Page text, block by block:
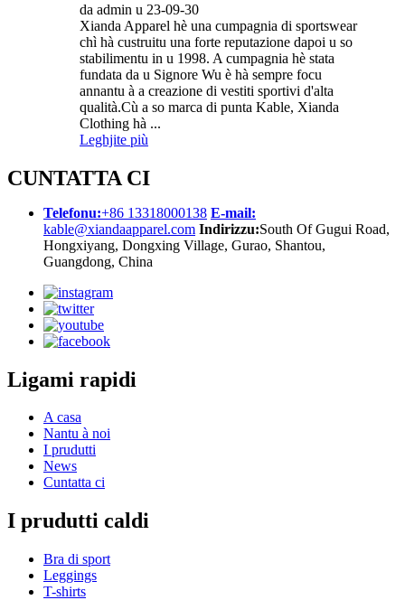
da admin u 23-09-30
Xianda Apparel hè una cumpagnia di sportswear
chì hà custruitu una forte reputazione dapoi u so
stabilimentu in u 1998. A cumpagnia hè stata
fundata da u Signore Wu è hà sempre focu
annantu à a creazione di vestiti sportivi d'alta
qualità.Cù a so marca di punta Kable, Xianda
Clothing hà ...
Leghjite più
CUNTATTA CI
Telefonu:+86 13318000138 E-mail:
kable@xiandaapparel.com Indirizzu:South Of Gugui Road,
Hongxiyang, Dongxing Village, Gurao, Shantou,
Guangdong, China
Ligami rapidi
A casa
Nantu à noi
I prudutti
News
Cuntatta ci
I prudutti caldi
Bra di sport
Leggings
T-shirts